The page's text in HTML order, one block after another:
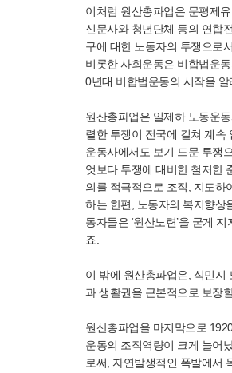
이처럼 원산총파업은 문평제
신문사와 청년단체 등의 연합
구에 대한 노동자의 투쟁으로
비롯한 사회운동은 비합법운
0년대 비합법운동의 시작을 알
원산총파업은 일제하 노동운
렬한 투쟁이 전국에 걸쳐 계속
운동사에서도 보기 드문 투쟁
엇보다 투쟁에 대비한 철저한
의를 적극적으로 조직, 지도하
하는 한편, 노동자의 복지향상
동자들은 ‘원산노련’을 굳게
죠.
이 밖에 원산총파업은, 식민지
과 생활권을 근본적으로 보장
원산총파업을 마지막으로
운동의 조직역량이 크게 늘어
로써, 자연발생적인 폭발에서